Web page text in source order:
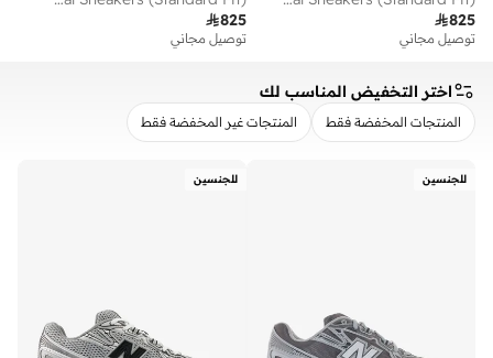
825
توصيل مجاني
825
توصيل مجاني
اختر التخفيض المناسب لك
المنتجات المخفضة فقط المنتجات غير المخفضة فقط
للجنسين للجنسين